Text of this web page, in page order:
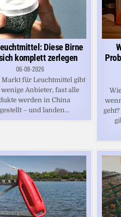
Diese Birne
komplett zerlegen
06-08-2026
Markt für Leuchtmittel gibt
Anbieter, fast alle
werden in China
– und landen...